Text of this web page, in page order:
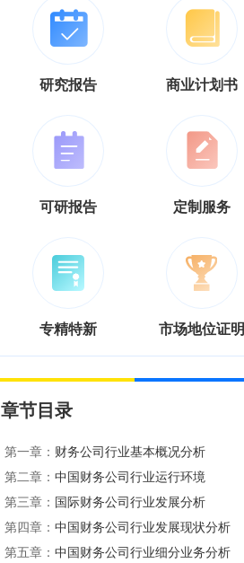
研究报告 商业计划书
可研报告 定制服务
专精特新 市场地位证明
章节目录
第一章： 财务公司行业基本概况分析
第二章： 中国财务公司行业运行环境
第三章： 国际财务公司行业发展分析
第四章： 中国财务公司行业发展现状分析
第五章： 中国财务公司行业细分业务分析